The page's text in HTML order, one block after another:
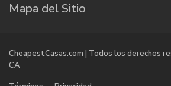
Mapa del Sitio
CheapestCasas.com | Todos los derechos
CA